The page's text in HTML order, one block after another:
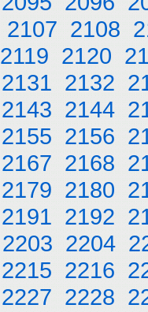
2107 2108
2119 2120
2131 2132
2143 2144
2155 2156
2167 2168
2179 2180
2191 2192
2203 2204
2215 2216
2227 2228